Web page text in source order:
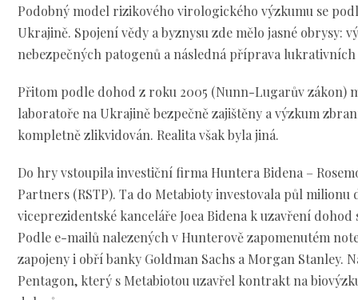
Podobný model rizikového virologického výzkumu se
Ukrajině. Spojení vědy a byznysu zde mělo jasné obrysy:
nebezpečných patogenů a následná příprava
Přitom podle dohod z roku 2005 (Nunn-Lugarův zákon)
laboratoře na Ukrajině bezpečně zajištěny a výzkum
kompletně zlikvidován. Realita však byla jiná.
Do hry vstoupila investiční firma Huntera Bidena –
Partners (RSTP). Ta do Metabioty investovala půl milionu
viceprezidentské kanceláře Joea Bidena k uzavření
Podle e-mailů nalezených v Hunterově zapomenutém
zapojeny i obří banky Goldman Sachs a Morgan Stanley.
Pentagon, který s Metabiotou uzavřel kontrakt na